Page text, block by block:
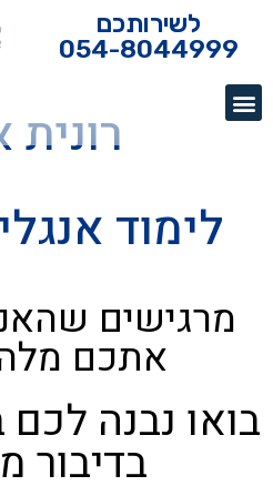
לשירותכם
054-8044999
רונית
לימוד
מרגישים
אתכם
בואו נבנה
בדיבור